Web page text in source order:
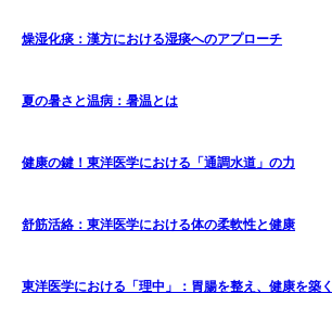
燥湿化痰：漢方における湿痰へのアプローチ
夏の暑さと温病：暑温とは
健康の鍵！東洋医学における「通調水道」の力
舒筋活絡：東洋医学における体の柔軟性と健康
東洋医学における「理中」：胃腸を整え、健康を築く